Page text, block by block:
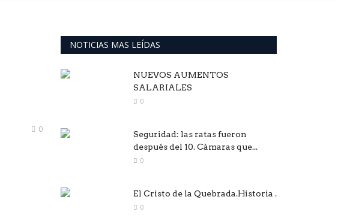
0
NOTICIAS MAS LEÍDAS
NUEVOS AUMENTOS
SALARIALES
0
Seguridad: las ratas fueron
después del 10. Cámaras que...
0
El Cristo de la Quebrada.Historia .
0